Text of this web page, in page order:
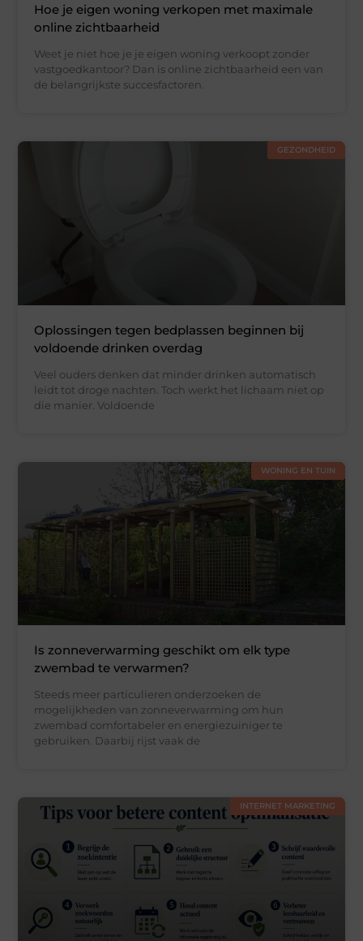
Hoe je eigen woning verkopen met maximale
online zichtbaarheid
Weet je niet hoe je je eigen woning verkoopt zonder
vastgoedkantoor? Dan is online zichtbaarheid een van
de belangrijkste succesfactoren.
GEZONDHEID
Oplossingen tegen bedplassen beginnen bij
voldoende drinken overdag
Veel ouders denken dat minder drinken automatisch
leidt tot droge nachten. Toch werkt het lichaam niet op
die manier. Voldoende
WONING EN TUIN
Is zonneverwarming geschikt om elk type
zwembad te verwarmen?
Steeds meer particulieren onderzoeken de
mogelijkheden van zonneverwarming om hun
zwembad comfortabeler en energiezuiniger te
gebruiken. Daarbij rijst vaak de
INTERNET MARKETING